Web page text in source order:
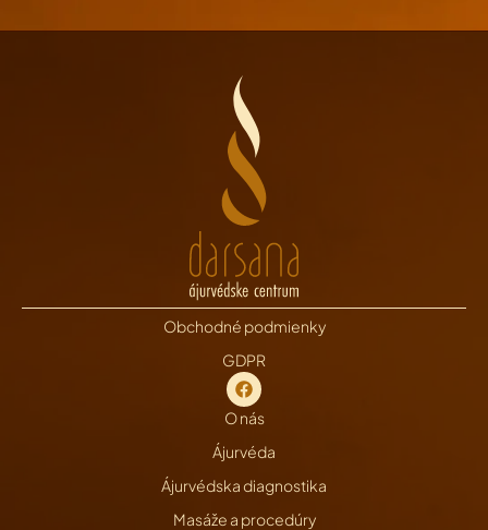
Obchodné podmienky
GDPR
O nás
Ájurvéda
Ájurvédska diagnostika
Masáže a procedúry